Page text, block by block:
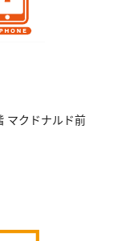
マクドナルド前